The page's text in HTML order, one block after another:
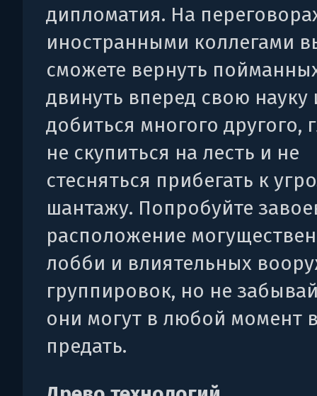
дипломатия. На
иностранными коллегами
сможете вернуть
двинуть вперед свою науку
добиться многого другого,
не скупиться на лесть и не
стесняться прибегать к
шантажу. Попробуйте
расположение
лобби и влиятельных
группировок, но не
они могут в любой момент
предать.